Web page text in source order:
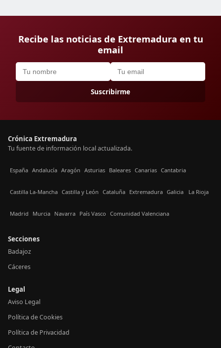
Recibe las noticias de Extremadura en tu
email
Suscribirme
Crónica Extremadura
Tu fuente de información local actualizada.
España Andalucía Aragón Asturias Baleares Canarias Cantabria
Castilla La-Mancha Castilla y León Cataluña Extremadura Galicia La Rioja
Madrid Murcia Navarra País Vasco Comunidad Valenciana
Secciones
Badajoz
Cáceres
Legal
Aviso Legal
Política de Cookies
Política de Privacidad